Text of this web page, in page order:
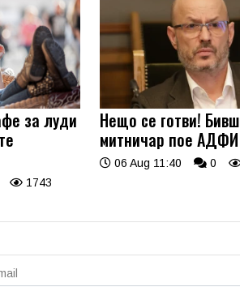
за луди
1743
Нещо се готви! Бивш
митничар пое АДФИ
06 Aug 11:40 0